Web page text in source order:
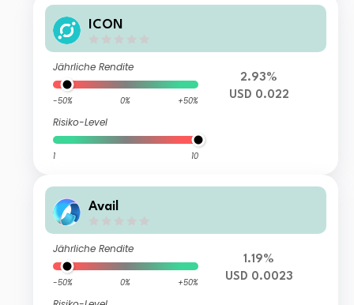
ICON
Jährliche Rendite
-50% 0% +50%
Risiko-Level
1 10
2.93%
USD 0.022
Avail
Jährliche Rendite
-50% 0% +50%
1.19%
USD 0.0023